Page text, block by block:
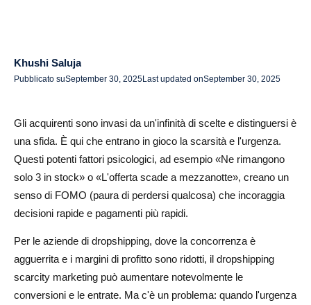
Supporto con garanzie
Allinea la scarsità con la logica aziendale reale
Monitora le reazioni e aggiusta
Amazon
Negozi Shopify
Zara
Khushi Saluja
Pubblicato suSeptember 30, 2025Last updated onSeptember 30, 2025
Gli acquirenti sono invasi da un'infinità di scelte e distinguersi è
una sfida. È qui che entrano in gioco la scarsità e l'urgenza.
Questi potenti fattori psicologici, ad esempio «Ne rimangono
solo 3 in stock» o «L'offerta scade a mezzanotte», creano un
senso di FOMO (paura di perdersi qualcosa) che incoraggia
decisioni rapide e pagamenti più rapidi.
Per le aziende di dropshipping, dove la concorrenza è
agguerrita e i margini di profitto sono ridotti, il dropshipping
scarcity marketing può aumentare notevolmente le
conversioni e le entrate. Ma c'è un problema: quando l'urgenza